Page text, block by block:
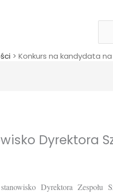
> Konkurs na kandydata
Dyrektora
Dyrektora Zespołu